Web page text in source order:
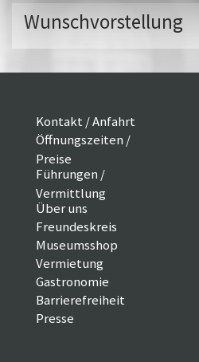
Wunschvorstellung
Kontakt / Anfahrt
Öffnungszeiten /
Preise
Führungen /
Vermittlung
Über uns
Freundeskreis
Museumsshop
Vermietung
Gastronomie
Barrierefreiheit
Presse